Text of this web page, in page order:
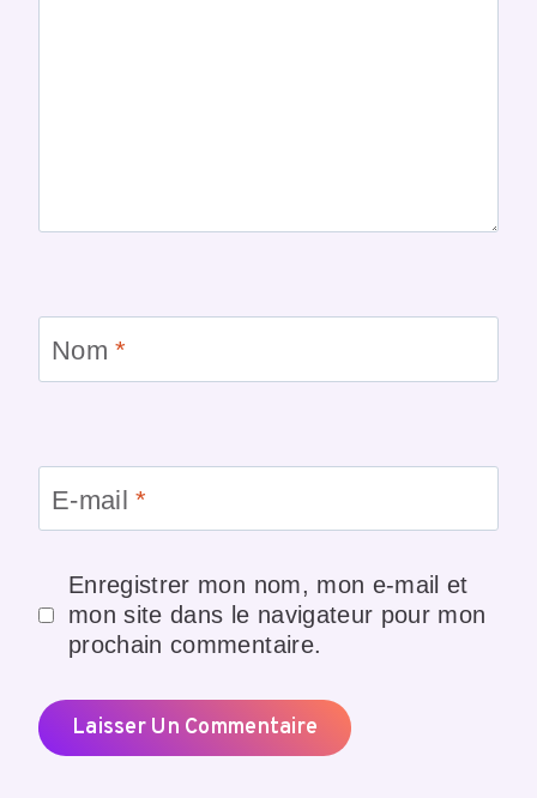
Nom*
E-mail*
Enregistrer mon nom, mon e-mail et
mon site dans le navigateur pour mon
prochain commentaire.